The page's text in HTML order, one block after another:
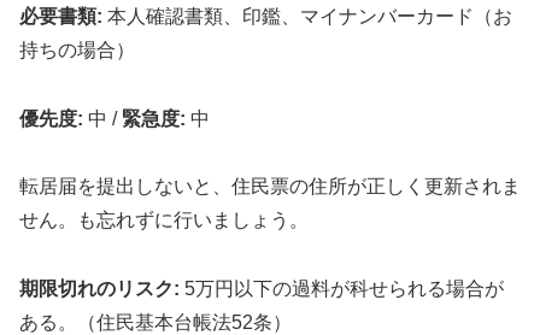
必要書類: 本人確認書類、印鑑、マイナンバーカード（お
持ちの場合）
優先度: 中 / 緊急度: 中
転居届を提出しないと、住民票の住所が正しく更新されま
せん。も忘れずに行いましょう。
期限切れのリスク: 5万円以下の過料が科せられる場合が
ある。（住民基本台帳法52条）